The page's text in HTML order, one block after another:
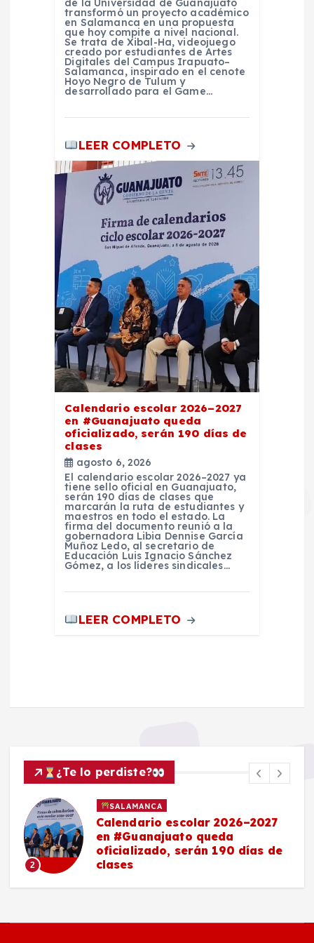
de la Universidad de Guanajuato
transformó un proyecto académico
en Salamanca en una propuesta
que hoy compite a nivel nacional.
Se trata de Xibal-Ha, videojuego
creado por estudiantes de Artes
Digitales del Campus Irapuato–
Salamanca, inspirado en el cenote
Hoyo Negro de Tulum y
desarrollado para el Game…
LEER COMPLETO
Calendario escolar 2026–2027
en #Guanajuato queda
oficializado, serán 190 días de
clases
agosto 6, 2026
El calendario escolar 2026–2027 ya
tiene sello oficial en Guanajuato,
serán 190 días de clases que
marcarán la ruta de estudiantes y
maestros en todo el estado. La
firma del documento reunió a la
gobernadora Libia Dennise García
Muñoz Ledo, al secretario de
Educación Luis Ignacio Sánchez
Gómez, a los líderes sindicales…
LEER COMPLETO
¿Te lo perdiste?
2
SALAMANCA
Calendario escolar 2026–2027
en #Guanajuato queda
oficializado, serán 190 días de
clases